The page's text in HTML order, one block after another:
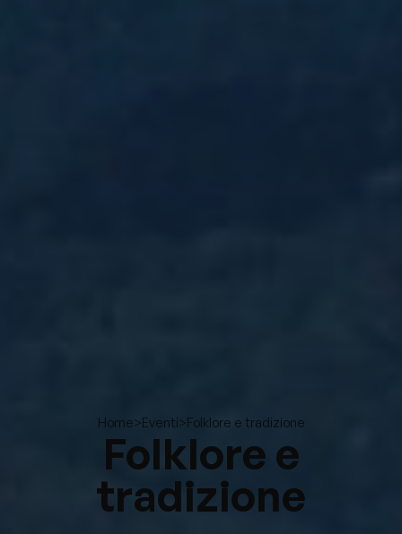
Home>Eventi>Folklore e tradizione
Folklore e
tradizione